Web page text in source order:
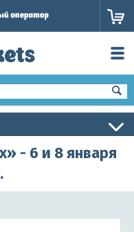
- 6 и 8 января